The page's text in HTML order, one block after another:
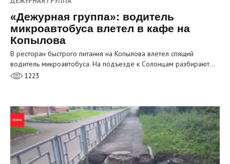
«Дежурная группа»: водитель
микроавтобуса влетел в кафе на
Копылова
В ресторан быстрого питания на Копылова влетел спящий
водитель микроавтобуса. На подъезде к Солонцам разбирают…
1223